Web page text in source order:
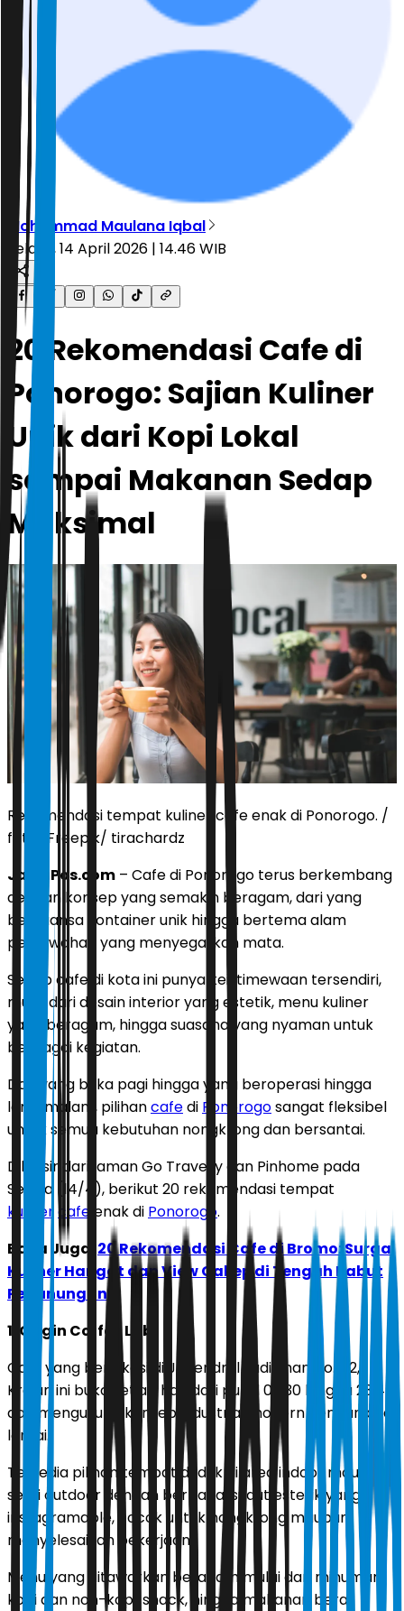
Mohammad Maulana Iqbal
Selasa, 14 April 2026 | 14.46 WIB
20 Rekomendasi Cafe di
Ponorogo: Sajian Kuliner
Unik dari Kopi Lokal
sampai Makanan Sedap
Maksimal
Rekomendasi tempat kuliner cafe enak di Ponorogo. /
foto : Freepik/ tirachardz
JawaPos.com – Cafe di Ponorogo terus berkembang
dengan konsep yang semakin beragam, dari yang
bernuansa kontainer unik hingga bertema alam
persawahan yang menyegarkan mata.
Setiap cafe di kota ini punya keistimewaan tersendiri,
mulai dari desain interior yang estetik, menu kuliner
yang beragam, hingga suasana yang nyaman untuk
berbagai kegiatan.
Dari yang buka pagi hingga yang beroperasi hingga
larut malam, pilihancafedi Ponorogosangat fleksibel
untuk semua kebutuhan nongkrong dan bersantai.
Dilansir dari laman Go Travelly dan Pinhome pada
Selasa (14/4), berikut 20 rekomendasi tempat
kuliner cafe enak di Ponorogo.
Baca Juga: 20 Rekomendasi Cafe di Bromo: Surga
Kuliner Hangat dan View Cakep di Tengah Kabut
Pegunungan
1. Origin Coffee Lab
Cafe yang berlokasi di Jl. Jendral Sudirman No. 42,
Krajan ini buka setiap hari dari pukul 06.30 hingga 23.45
dan mengusung konsep industrial modern dengan dua
lantai.
Tersedia pilihan tempat duduk di area indoor maupun
semi outdoor dengan berbagai sudut estetik yang
instagramable, cocok untuk nongkrong maupun
menyelesaikan pekerjaan.
Menu yang ditawarkan beragam mulai dari minuman
kopi dan non-kopi, snack, hingga makanan berat